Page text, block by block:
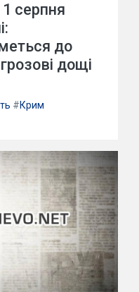
серпня
до
дощі
#Крим